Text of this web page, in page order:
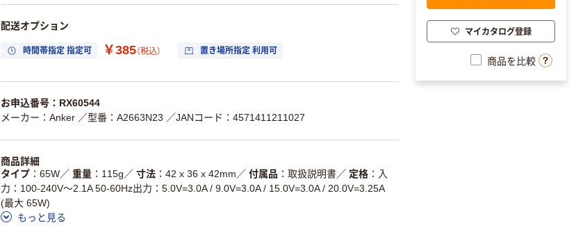
配送オプション
時間帯指定 指定可 ￥385（税込） 置き場所指定 利用可
お申込番号：RX60544
メーカー：Anker ／型番：A2663N23 ／JANコード：4571411211027
商品詳細
タイプ
65W／ 重量 115g ／ 寸法 42 x 36 x 42mm ／ 付属品 取扱説明書／ 定格
入
力：100-240V～2.1A 50-60Hz出力：5.0V=3.0A / 9.0V=3.0A / 15.0V=3.0A / 20.0V=3.25A
(最大 65W)
もっと見る
マイカタログ登録
商品を比較